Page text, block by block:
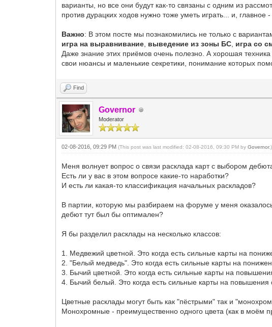
варианты, но все они будут как-то связаны с одним из
против дурацких ходов нужно тоже уметь играть... и,
Важно: В этом посте мы познакомились не только с
игра на выравнивание выведение из зоны БС игра со
Даже знание этих приёмов очень полезно. А хорошая
свои нюансы и маленькие секретики, понимание которых
Find
Governor
Moderator
02-08-2016, 09:29 PM(This post was last modified: 02-08-2016, 09:30 PM byGovernor.)
Меня волнует вопрос о связи расклада карт с выбором
Есть ли у вас в этом вопросе какие-то наработки?
И есть ли какая-то классификация начальных раскладов?
В партии, которую мы разбираем на форуме у меня
дебют тут был бы оптимален?
Я бы разделил расклады на несколько классов:
1. Медвежий цветной. Это когда есть сильные карты на
2. "Белый медведь". Это когда есть сильные карты на
3. Бычий цветной. Это когда есть сильные карты на
4. Бычий белый. Это когда есть сильные карты на
Цветные расклады могут быть как "пёстрыми" так и
Монохромные - преимущественно одного цвета (как в моём